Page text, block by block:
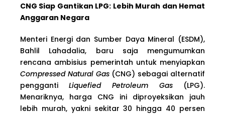
CNG Siap Gantikan LPG: Lebih Murah dan Hemat
Anggaran Negara
Menteri Energi dan Sumber Daya Mineral (ESDM),
Bahlil Lahadalia, baru saja mengumumkan
rencana ambisius pemerintah untuk menyiapkan
Compressed Natural Gas(CNG) sebagai alternatif
penggantiLiquefied Petroleum Gas(LPG).
Menariknya, harga CNG ini diproyeksikan jauh
lebih murah, yakni sekitar 30 hingga 40 persen